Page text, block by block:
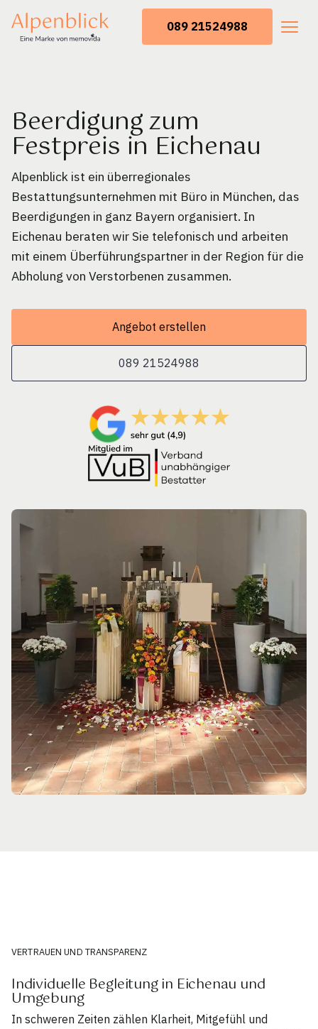
089 21524988
Beerdigung zum
Festpreis in Eichenau
Alpenblick ist ein überregionales
Bestattungsunternehmen mit Büro in München, das
Beerdigungen in ganz Bayern organisiert. In
Eichenau beraten wir Sie telefonisch und arbeiten
mit einem Überführungspartner in der Region für die
Abholung von Verstorbenen zusammen.
Angebot erstellen
089 21524988
VERTRAUEN UND TRANSPARENZ
Individuelle Begleitung in Eichenau und
Umgebung
In schweren Zeiten zählen Klarheit, Mitgefühl und